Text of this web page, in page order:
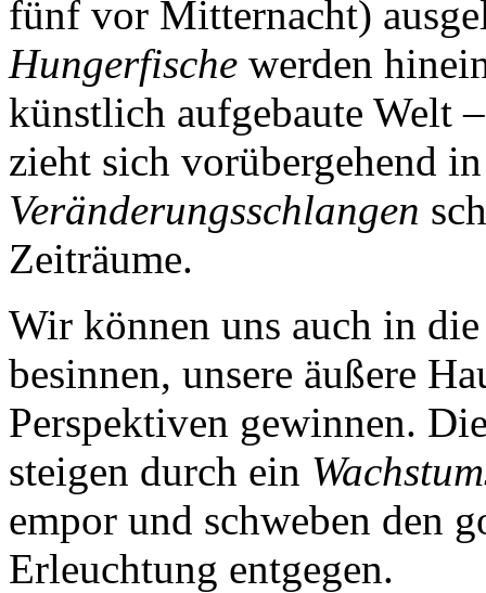
fünf vor Mitternacht)
Hungerfische werden
künstlich aufgebaute Welt
zieht sich vorübergehend
Veränderungsschlangen
Zeiträume.
Wir können uns auch in
besinnen, unsere äußere
Perspektiven gewinnen.
steigen durch ein
empor und schweben den
Erleuchtung entgegen.